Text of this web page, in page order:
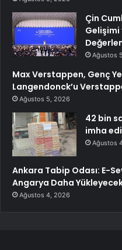
Çin
Gelişimi
Ağustos
Max Verstappen, Genç
Langendonck’u
Ağustos 5, 2026
42 bin
imha
Ağustos
Ankara Tabip Odası: E-
Angarya Daha
Ağustos 4, 2026